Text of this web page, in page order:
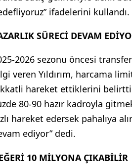
ifadelerini kullandı.
SÜRECİ DEVAM
2026 sezonu öncesi
veren Yıldırım, harcama
hareket ettiklerini belirtti.
80-90 hazır kadroyla
hareket edersek pahalıya
ediyor” dedi.
10 MİLYONA ÇIKABİLİR